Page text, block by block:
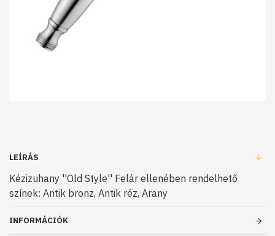
LEÍRÁS
Kézizuhany ''Old Style'' Felár ellenében rendelhető
színek: Antik bronz, Antik réz, Arany
INFORMÁCIÓK